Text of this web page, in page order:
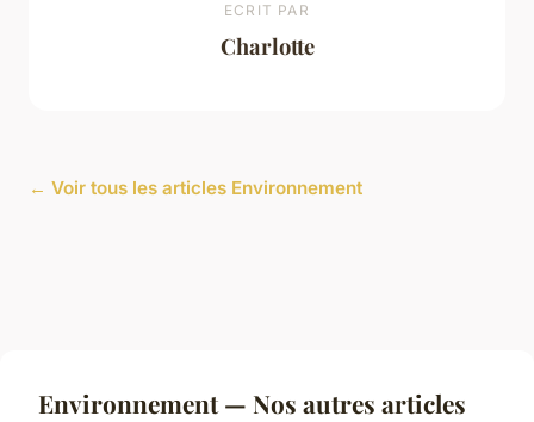
ECRIT PAR
Charlotte
← Voir tous les articles Environnement
Environnement — Nos autres articles